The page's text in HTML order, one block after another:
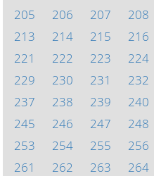
205
206 207 208
213
214 215 216
221
222 223 224
229
230 231 232
237
238 239 240
245
246 247 248
253
254 255 256
261
262 263 264